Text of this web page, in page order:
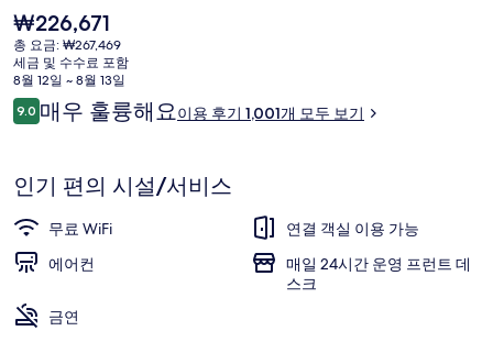
분 거리에 있어요.
현
재
가
격
은
₩226,671
₩226,671
총 요금: ₩267,469
세금 및 수수료 포함
8월 12일 ~ 8월 13일
이
용
기
9.010점 만점 중 9.0점.
매우 훌륭해요이용 후기 1,001개 모두 보기
인기 편의 시설/서비스
무료 WiFi
연결 객실 이용 가능
에어컨
매일 24시간 운영 프런트 데
스크
금연